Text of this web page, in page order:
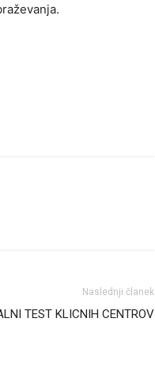
Naslednji članek
TEST KLICNIH CENTROV